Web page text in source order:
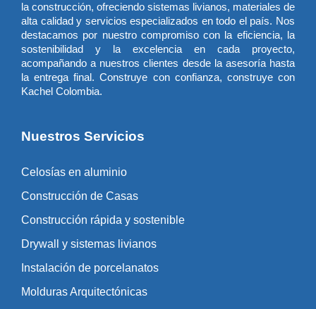
la construcción, ofreciendo sistemas livianos, materiales de
alta calidad y servicios especializados en todo el país. Nos
destacamos por nuestro compromiso con la eficiencia, la
sostenibilidad y la excelencia en cada proyecto,
acompañando a nuestros clientes desde la asesoría hasta
la entrega final. Construye con confianza, construye con
Kachel Colombia.
Nuestros Servicios
Celosías en aluminio
Construcción de Casas
Construcción rápida y sostenible
Drywall y sistemas livianos
Instalación de porcelanatos
Molduras Arquitectónicas